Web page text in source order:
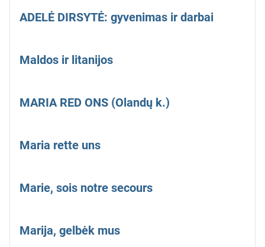
ADELĖ DIRSYTĖ: gyvenimas ir darbai
Maldos ir litanijos
MARIA RED ONS (Olandų k.)
Maria rette uns
Marie, sois notre secours
Marija, gelbėk mus